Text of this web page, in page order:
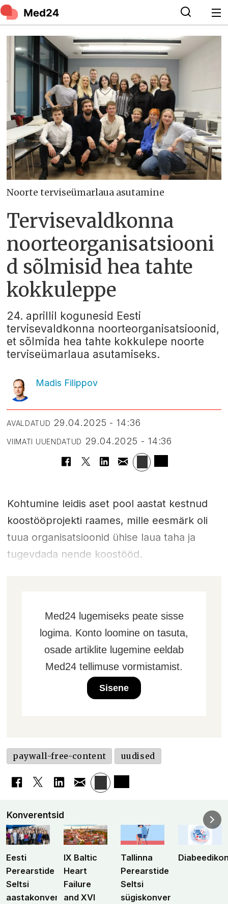
Noorte terviseümarlaua asutamine
Tervisevaldkonna
noorteorganisatsiooni
d sõlmisid hea tahte
kokkuleppe
24. aprillil kogunesid Eesti
tervisevaldkonna noorteorganisatsioonid,
et sõlmida hea tahte kokkulepe noorte
terviseümarlaua asutamiseks.
Madis Filippov
AVALDATUD 29.04.2025 - 14:36
VIIMATI UUENDATUD 29.04.2025 - 14:36
Kohtumine leidis aset pool aastat kestnud
koostööprojekti raames, mille eesmärk oli
tuua organisatsioonid ühise laua taha ja
tugevdada nende koostööd.
Med24 lugemiseks peate sisse
logima. Konto loomine on tasuta,
osade artiklite lugemine eeldab
Med24 tellimuse vormistamist.
Sisene
paywall-free-content uudised
Konverentsid
Eesti
Perearstide
Seltsi
aastakonverents
IX Baltic
Heart
Failure
and XVI
Tallinna
Perearstide
Seltsi
sügiskonverents